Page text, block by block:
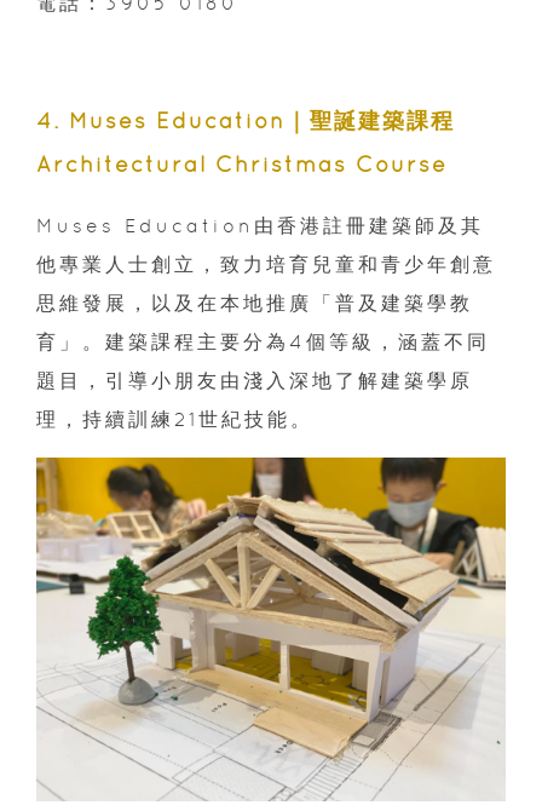
4. Muses Education｜聖誕建築課程
Architectural Christmas Course
Muses Education由香港註冊建築師及其
他專業人士創立，致力培育兒童和青少年創意
思維發展，以及在本地推廣「普及建築學教
育」。建築課程主要分為4個等級，涵蓋不同
題目，引導小朋友由淺入深地了解建築學原
理，持續訓練21世紀技能。